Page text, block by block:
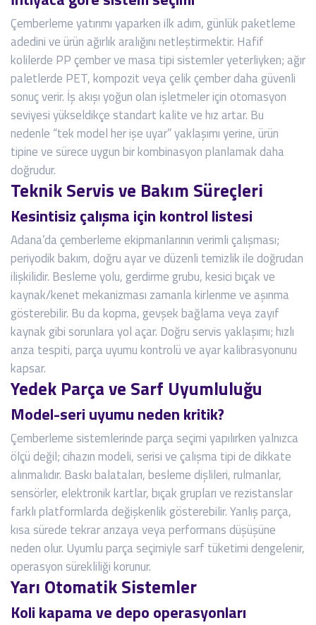
Çemberleme yatırımı yaparken ilk adım, günlük paketleme
adedini ve ürün ağırlık aralığını netleştirmektir. Hafif
kolilerde PP çember ve masa tipi sistemler yeterliyken; ağır
paletlerde PET, kompozit veya çelik çember daha güvenli
sonuç verir. İş akışı yoğun olan işletmeler için otomasyon
seviyesi yükseldikçe standart kalite ve hız artar. Bu
nedenle “tek model her işe uyar” yaklaşımı yerine, ürün
tipine ve sürece uygun bir kombinasyon planlamak daha
doğrudur.
Teknik Servis ve Bakım Süreçleri
Kesintisiz çalışma için kontrol listesi
Adana’da çemberleme ekipmanlarının verimli çalışması;
periyodik bakım, doğru ayar ve düzenli temizlik ile doğrudan
ilişkilidir. Besleme yolu, gerdirme grubu, kesici bıçak ve
kaynak/kenet mekanizması zamanla kirlenme ve aşınma
gösterebilir. Bu da kopma, gevşek bağlama veya zayıf
kaynak gibi sorunlara yol açar. Doğru servis yaklaşımı; hızlı
arıza tespiti, parça uyumu kontrolü ve ayar kalibrasyonunu
kapsar.
Yedek Parça ve Sarf Uyumluluğu
Model-seri uyumu neden kritik?
Çemberleme sistemlerinde parça seçimi yapılırken yalnızca
ölçü değil; cihazın modeli, serisi ve çalışma tipi de dikkate
alınmalıdır. Baskı balataları, besleme dişlileri, rulmanlar,
sensörler, elektronik kartlar, bıçak grupları ve rezistanslar
farklı platformlarda değişkenlik gösterebilir. Yanlış parça,
kısa sürede tekrar arızaya veya performans düşüşüne
neden olur. Uyumlu parça seçimiyle sarf tüketimi dengelenir,
operasyon sürekliliği korunur.
Yarı Otomatik Sistemler
Koli kapama ve depo operasyonları